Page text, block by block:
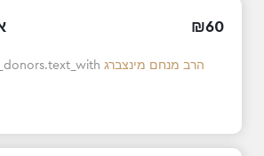
₪60
הרב מנחם מינצברג